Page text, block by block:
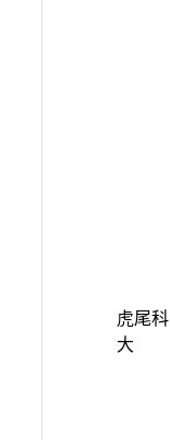
虎尾科
大